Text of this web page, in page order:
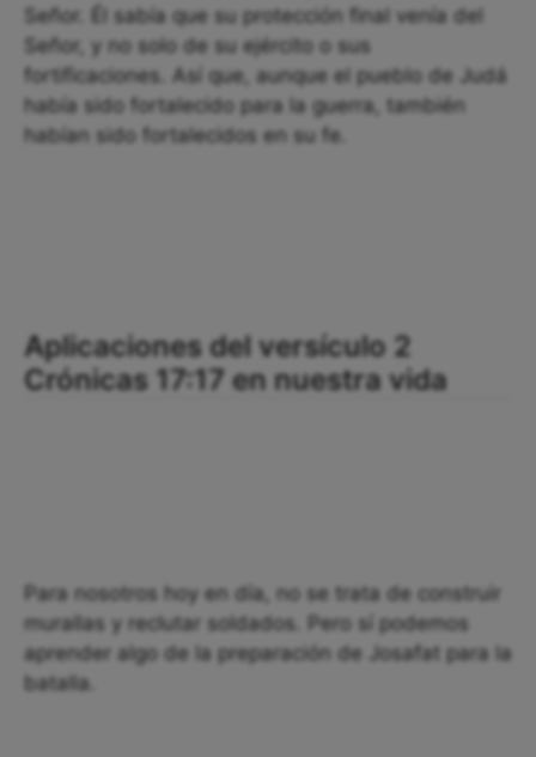
Señor. Él sabía que su protección final venía del
Señor, y no solo de su ejército o sus
fortificaciones. Así que, aunque el pueblo de Judá
había sido fortalecido para la guerra, también
habían sido fortalecidos en su fe.
Aplicaciones del versículo 2
Crónicas 17:17 en nuestra vida
Para nosotros hoy en día, no se trata de construir
murallas y reclutar soldados. Pero sí podemos
aprender algo de la preparación de Josafat para la
batalla.